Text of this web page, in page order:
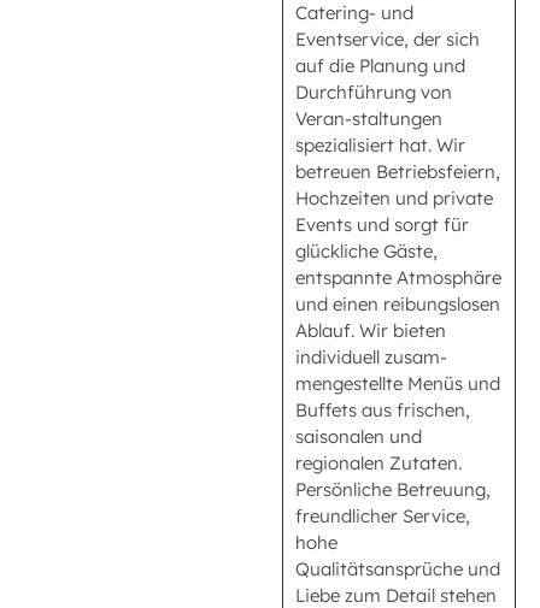
Catering- und
Eventservice, der sich
auf die Planung und
Durchführung von
Veran-staltungen
spezialisiert hat. Wir
betreuen Betriebsfeiern,
Hochzeiten und private
Events und sorgt für
glückliche Gäste,
entspannte Atmosphäre
und einen reibungslosen
Ablauf. Wir bieten
individuell zusam-
mengestellte Menüs und
Buffets aus frischen,
saisonalen und
regionalen Zutaten.
Persönliche Betreuung,
freundlicher Service,
hohe
Qualitätsansprüche und
Liebe zum Detail stehen